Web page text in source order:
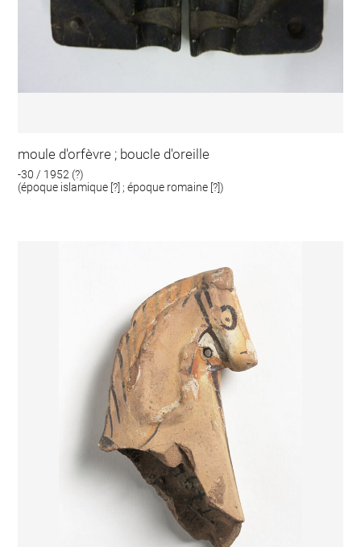
moule d'orfèvre ; boucle d'oreille
-30 / 1952 (?)
(époque islamique [?] ; époque romaine [?])